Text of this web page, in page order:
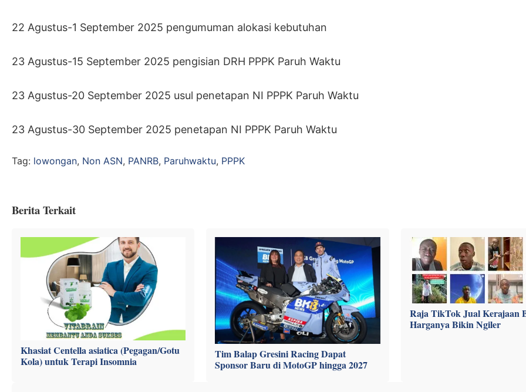
22 Agustus-1 September 2025 pengumuman alokasi kebutuhan
23 Agustus-15 September 2025 pengisian DRH PPPK Paruh Waktu
23 Agustus-20 September 2025 usul penetapan NI PPPK Paruh Waktu
23 Agustus-30 September 2025 penetapan NI PPPK Paruh Waktu
Tag: lowongan, Non ASN, PANRB, Paruhwaktu, PPPK
Berita Terkait
Khasiat Centella asiatica (Pegagan/Gotu
Kola) untuk Terapi Insomnia
Tim Balap Gresini Racing Dapat
Sponsor Baru di MotoGP hingga 2027
Raja TikTok Jual Kerajaan
Harganya Bikin Ngiler